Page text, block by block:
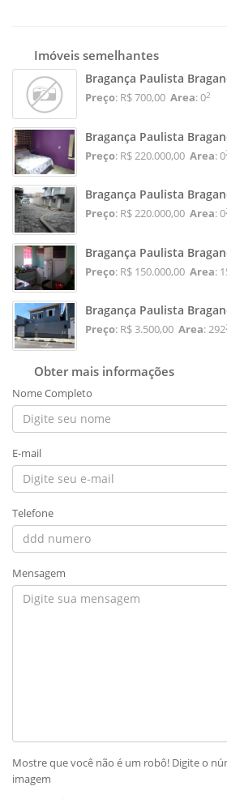
Imóveis semelhantes
Bragança Paulista
Preço: R$ 700,00 Area: 02
Bragança Paulista
Preço: R$ 220.000,00 Area: 0
Bragança Paulista
Preço: R$ 220.000,00 Area: 0
Bragança Paulista
Preço: R$ 150.000,00 Area:
Bragança Paulista
Preço: R$ 3.500,00 Area: 292
Obter mais informações
Nome Completo
E-mail
Telefone
Mensagem
Mostre que você não é um robô! Digite o
imagem